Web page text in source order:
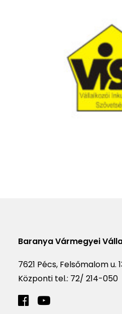
Baranya Vármegyei
7621 Pécs, Felsőmalom u.
Központi tel.: 72/ 214-050